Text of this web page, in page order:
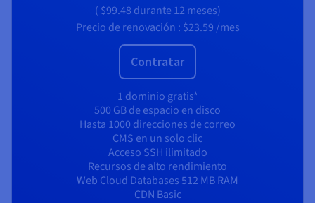
( $99.48 durante 12 meses)
Precio de renovación : $23.59 /mes
Contratar
1 dominio gratis*
500 GB de espacio en disco
Hasta 1000 direcciones de correo
CMS en un solo clic
Acceso SSH ilimitado
Recursos de alto rendimiento
Web Cloud Databases 512 MB RAM
CDN Basic